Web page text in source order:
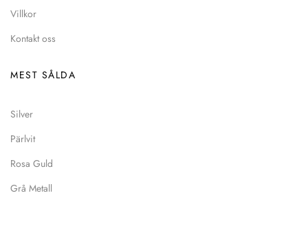
Villkor
Kontakt oss
MEST SÅLDA
Silver
Pärlvit
Rosa Guld
Grå Metall